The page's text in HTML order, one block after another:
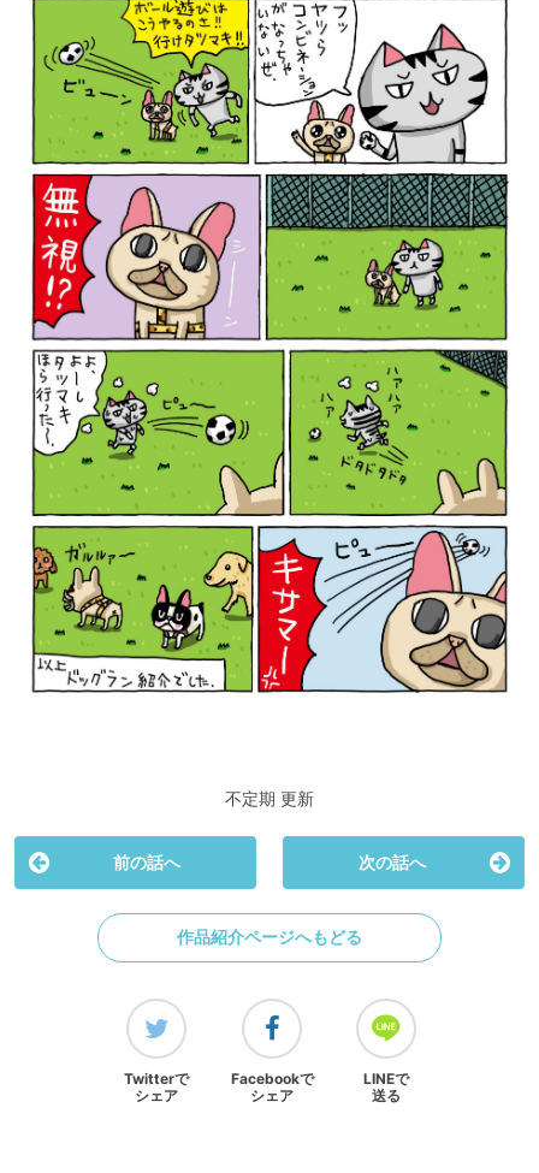
不定期 更新
前の話へ 次の話へ
作品紹介ページへもどる
Twitterで
シェア
Facebookで
シェア
LINEで
送る